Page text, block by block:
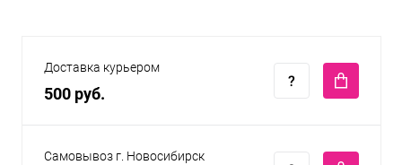
Доставка курьером
500 руб.
Самовывоз г. Новосибирск